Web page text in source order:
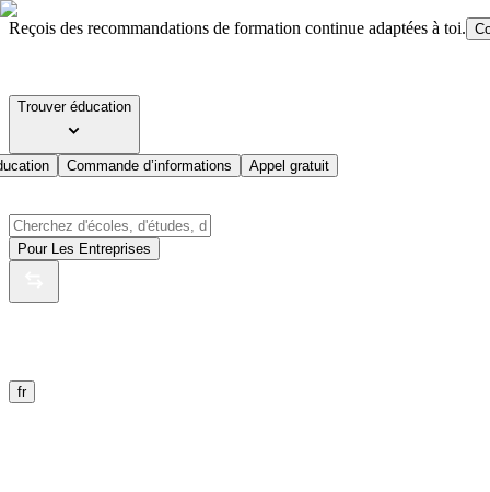
Reçois des recommandations de formation continue adaptées à toi.
Trouver éducation
Commande d’informations Appel gratuit
Pour Les Entreprises
fr